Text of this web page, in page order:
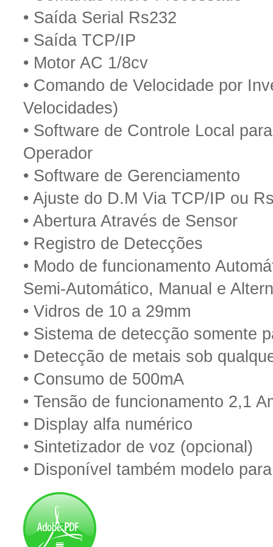
• Saída Serial Rs232
• Saída TCP/IP
• Motor AC 1/8cv
• Comando de Velocidade por
Velocidades)
• Software de Controle Local
Operador
• Software de Gerenciamento
• Ajuste do D.M Via TCP/IP ou
• Abertura Através de Sensor
• Registro de Detecções
• Modo de funcionamento
Semi-Automático, Manual e
• Vidros de 10 a 29mm
• Sistema de detecção somente
• Detecção de metais sob
• Consumo de 500mA
• Tensão de funcionamento 2,1
• Display alfa numérico
• Sintetizador de voz (opcional)
• Disponível também modelo